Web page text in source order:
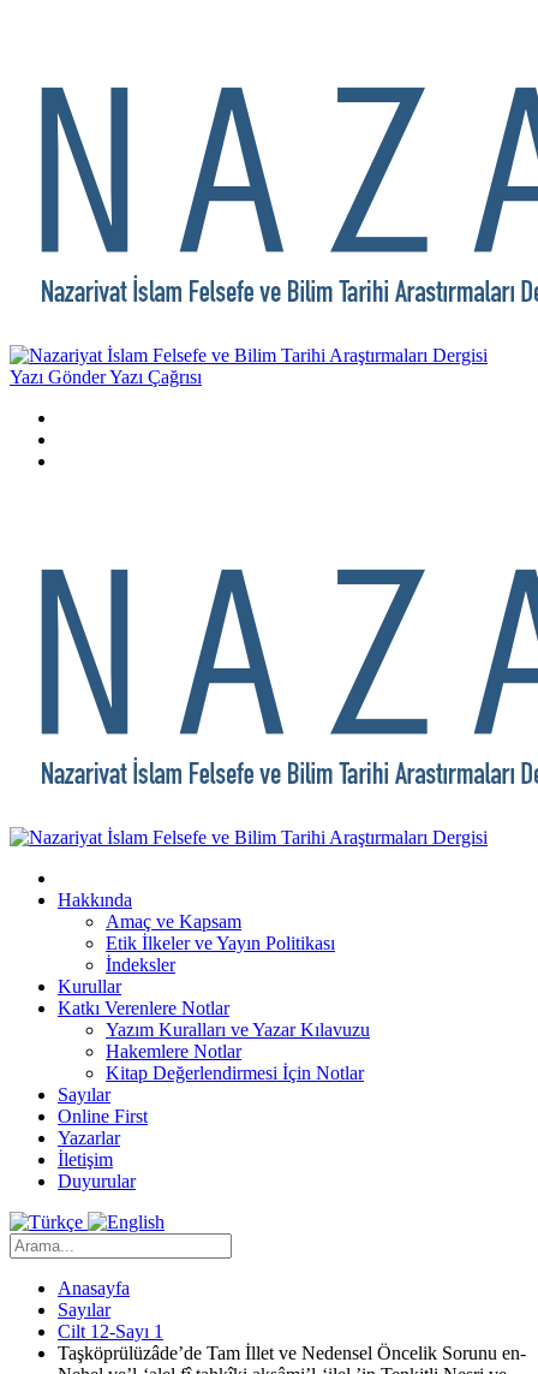
Yazı GönderYazı Çağrısı
Hakkında
Amaç ve Kapsam
Etik İlkeler ve Yayın Politikası
İndeksler
Kurullar
Katkı Verenlere Notlar
Yazım Kuralları ve Yazar Kılavuzu
Hakemlere Notlar
Kitap Değerlendirmesi İçin Notlar
Sayılar
Online First
Yazarlar
İletişim
Duyurular
Anasayfa
Sayılar
Cilt 12-Sayı 1
Taşköprülüzâde’de Tam İllet ve Nedensel Öncelik Sorunu en-